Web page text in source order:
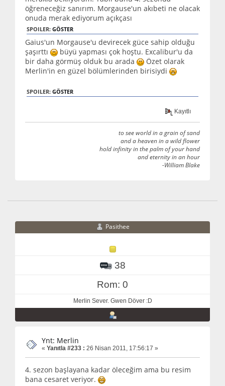
öğreneceğiz sanırım. Morgause'un akıbeti ne olacak
onuda merak ediyorum açıkçası
SPOILER: GÖSTER
Gaius'un Morgause'u devirecek güce sahip olduğu
şaşırttı
büyü yapması çok hoştu. Excalibur'u da
bir daha görmüş olduk bu arada
Özet olarak
Merlin'in en güzel bölümlerinden birisiydi
SPOILER: GÖSTER
Kayıtlı
to see world in a grain of sand
and a heaven in a wild flower
hold infinity in the palm of your hand
and eternity in an hour
-William Blake
Pasithee
38
Rom: 0
Merlin Sever. Gwen Döver :D
Ynt: Merlin
« Yanıtla #233 : 26 Nisan 2011, 17:56:17 »
4. sezon başlayana kadar öleceğim ama bu resim
bana cesaret veriyor.